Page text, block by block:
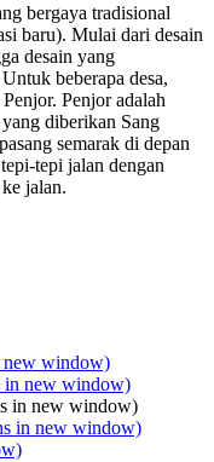
bergaya tradisional
baru). Mulai dari desain
desain yang
beberapa desa,
Penjor adalah
diberikan Sang
semarak di depan
tepi jalan dengan
jalan.
new window)
in new window)
in new window)
in new window)